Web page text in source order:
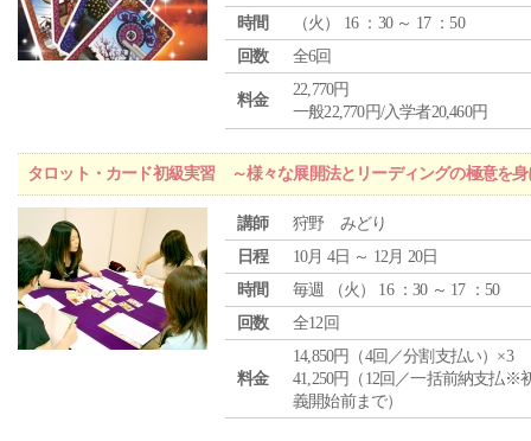
時間
（火 ） 16 ：30 ～ 17 ：50
回数
全6回
料金
22,770円
一般22,770円/入学者20,460円
タロット・カード初級実習 ～様々な展開法とリーディングの極意を身
講師
狩野 みどり
日程
10月 4日 ～ 12月 20日
時間
毎週 （火 ） 16 ：30 ～ 17 ：50
回数
全12回
料金
14,850円（4回／分割支払い）×3
41,250円（12回／一括前納支払※
義開始前まで）